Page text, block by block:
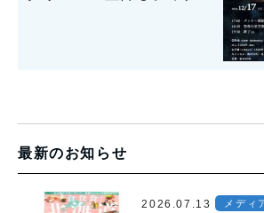
最新のお知らせ
2026.07.13 メディ